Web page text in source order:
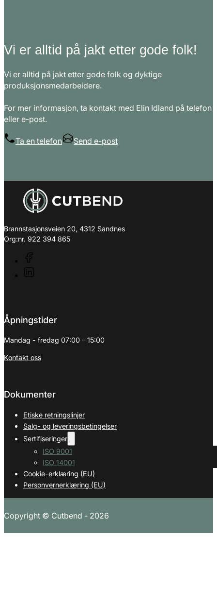
Vi er alltid på jakt etter gode folk!
Vi er alltid på jakt etter gode folk og dyktige
produksjonsmedarbeidere.
For mer informasjon, ta kontakt med Elin Idland på telefon
eller e-post.
Ta en telefon Send e-post
Brannstasjonsveien 20, 4312 Sandnes
Org:nr. 922 394 865
Åpningstider
Mandag - fredag 07:00 - 15:00
Kontakt oss
Dokumenter
Etiske retningslinjer
Salg- og leveringsbetingelser
Sertifiseringer
ISO 9001
ISO 14001
Cookie-erklæring (EU)
Personvernerklæring (EU)
Copyright © Cutbend - 2026